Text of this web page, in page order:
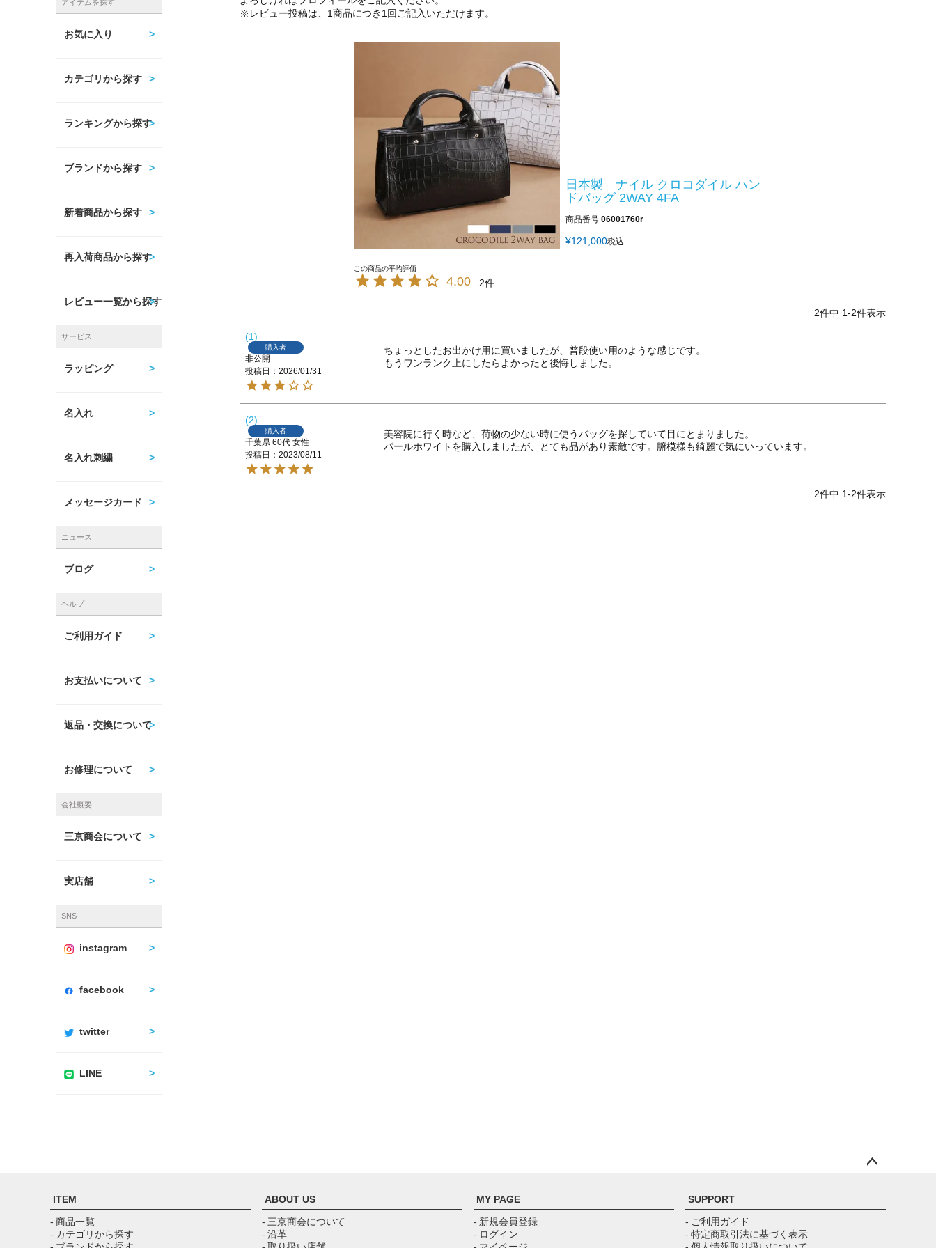
アイテムを探す
お気に入り
カテゴリから探す
ランキングから探す
ブランドから探す
新着商品から探す
再入荷商品から探す
レビュー一覧から探す
サービス
ラッピング
名入れ
名入れ刺繍
メッセージカード
ニュース
ブログ
ヘルプ
ご利用ガイド
お支払いについて
返品・交換について
お修理について
会社概要
三京商会について
実店舗
SNS
instagram
facebook
twitter
LINE
※レビュー投稿は、1商品につき1回ご記入いただけます。
日本製 ナイル クロコダイル ハン
ドバッグ 2WAY 4FA
商品番号 06001760r
¥121,000税込
4.00 2
2件中 1-2件表示
1
購入者
非公開
投稿日
2026/01/31
ちょっとしたお出かけ用に買いましたが、普段使い用のような感じです。
もうワンランク上にしたらよかったと後悔しました。
2
購入者
千葉県 60代 女性
投稿日
2023/08/11
美容院に行く時など、荷物の少ない時に使うバッグを探していて目にとまりました。
パールホワイトを購入しましたが、とても品があり素敵です。腑模様も綺麗で気にいっています。
2件中 1-2件表示
ップ
ITEM
- 商品一覧
- カテゴリから探す
ABOUT US
- 三京商会について
- 沿革
MY PAGE
- 新規会員登録
- ログイン
SUPPORT
- ご利用ガイド
- 特定商取引法に基づく表示